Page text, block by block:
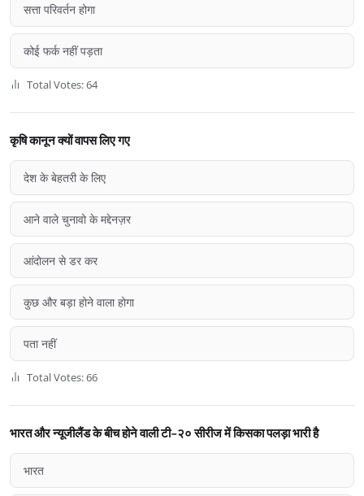
सत्ता परिवर्तन होगा
कोई फर्क नहीं पड़ता
Total Votes: 64
कृषि कानून क्यों वापस लिए गए
देश के बेहतरी के लिए
आने वाले चुनावो के मद्देनज़र
आंदोलन से डर कर
कुछ और बड़ा होने वाला होगा
पता नहीं
Total Votes: 66
भारत और न्यूजीलैंड के बीच होने वाली टी-२० सीरीज में किसका पलड़ा भारी है
भारत